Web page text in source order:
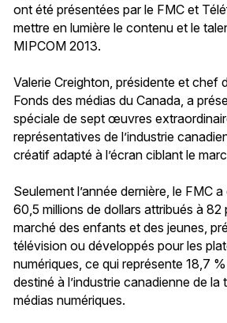
ont été présentées par le FMC et
mettre en lumière le contenu et le
MIPCOM 2013.
Valerie Creighton, présidente et chef
Fonds des médias du Canada, a
spéciale de sept œuvres
représentatives de l’industrie
créatif adapté à l’écran ciblant le
Seulement l’année dernière, le FMC
60,5 millions de dollars attribués à 82
marché des enfants et des jeunes,
télévision ou développés pour les
numériques, ce qui représente 18,7
destiné à l’industrie canadienne de la
médias numériques.